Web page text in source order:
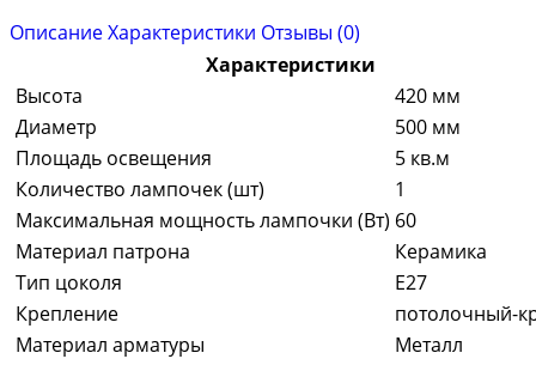
ОписаниеХарактеристики Отзывы (0)
Характеристики
Высота
420 мм
Диаметр
500 мм
Площадь освещения
5 кв.м
Количество лампочек (шт)
1
Максимальная мощность лампочки (Вт) 60
Материал патрона
Керамика
Тип цоколя
E27
Крепление
потолочный-
Материал арматуры
Металл